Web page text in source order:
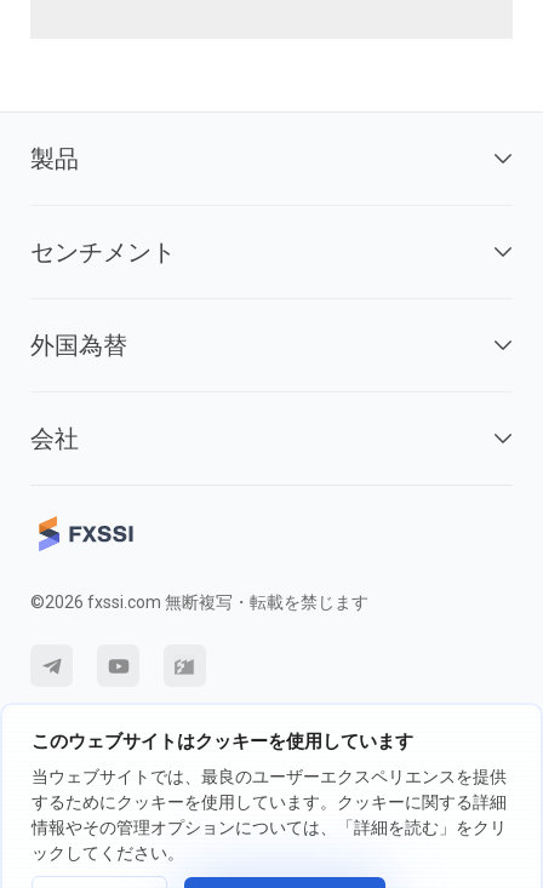
このウェブサイトはクッキーを使用しています
当ウェブサイトでは、最良のユーザーエクスペリエンスを提供
するためにクッキーを使用しています。クッキーに関する詳細
情報やその管理オプションについては、「詳細を読む」をクリ
ックしてください。
製品
センチメント
外国為替
会社
©2026 fxssi.com 無断複写・転載を禁じます
利用規約 プライバシーポリシー
リスク開示
クッキーポリシー
FXSSI LTDが運営するウェブサイト登録番号：13534801（イングラン